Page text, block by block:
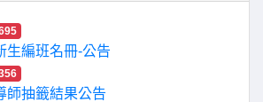
生編班名冊-公告
師抽籤結果公告